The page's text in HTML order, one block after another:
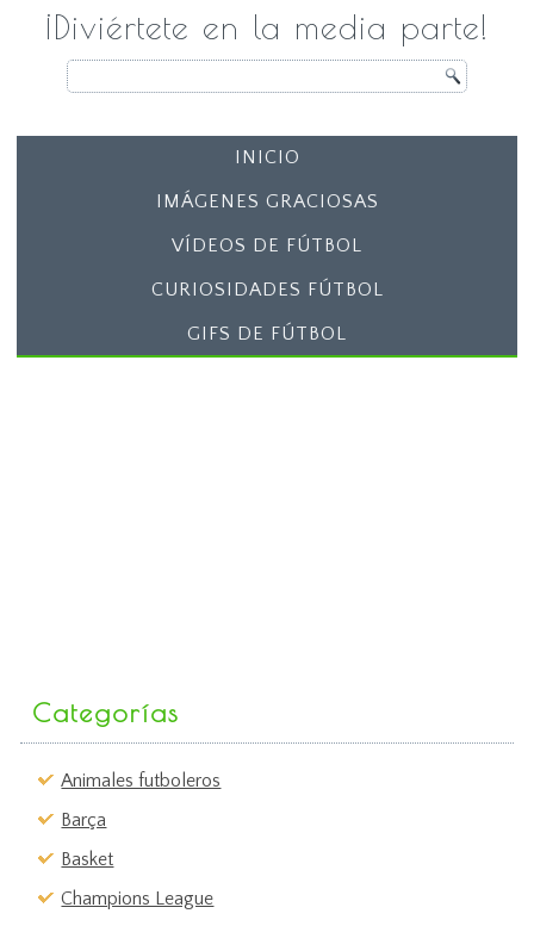
¡Diviértete en la media parte!
INICIO
IMÁGENES GRACIOSAS
VÍDEOS DE FÚTBOL
CURIOSIDADES FÚTBOL
GIFS DE FÚTBOL
Categorías
Animales futboleros
Barça
Basket
Champions League